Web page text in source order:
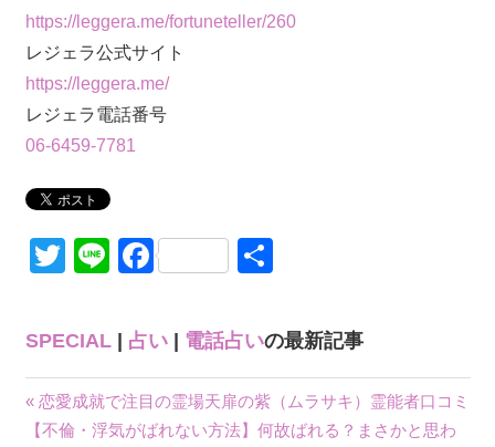
https://leggera.me/fortuneteller/260
レジェラ公式サイト
https://leggera.me/
レジェラ電話番号
06-6459-7781
Twitter
LineFacebook
SPECIAL| 占い| 電話占いの最新記事
投
« 恋愛成就で注目の霊場天扉の紫（ムラサキ）霊能者口コミ
【不倫・浮気がばれない方法】何故ばれる？まさかと思わ